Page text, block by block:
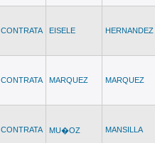
CONTRATA EISELE HERNANDEZ
CONTRATA MARQUEZ MARQUEZ
CONTRATA MU�OZ MANSILLA